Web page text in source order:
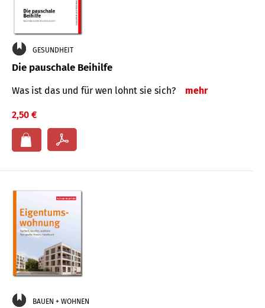
GESUNDHEIT
Die pauschale Beihilfe
Was ist das und für wen lohnt sie sich? mehr
2,50 €
BAUEN + WOHNEN